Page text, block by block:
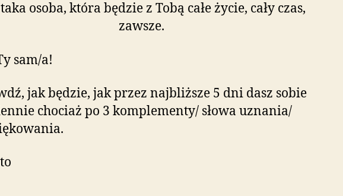
osoba, która będzie z Tobą całe życie, cały czas,
zawsze.
sam/a!
jak będzie, jak przez najbliższe 5 dni dasz sobie
chociaż po 3 komplementy/ słowa uznania/